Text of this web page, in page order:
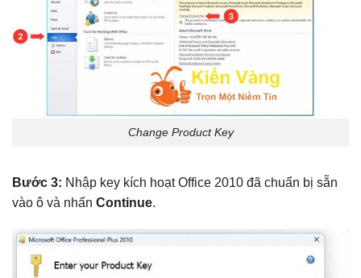
Change Product Key
Bước 3: Nhập key kích hoạt Office 2010 đã chuẩn bị sẵn
vào ô và nhấn Continue.